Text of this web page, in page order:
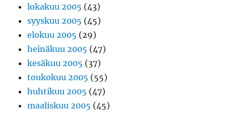
lokakuu 2005 (43)
syyskuu 2005 (45)
elokuu 2005 (29)
heinäkuu 2005 (47)
kesäkuu 2005 (37)
toukokuu 2005 (55)
huhtikuu 2005 (47)
maaliskuu 2005 (45)